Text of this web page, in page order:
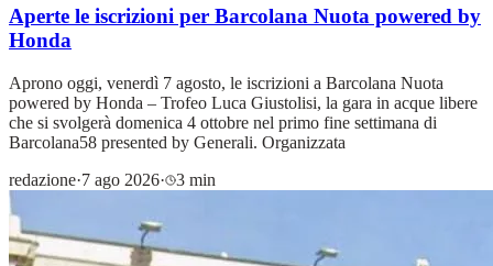
Aperte le iscrizioni per Barcolana Nuota powered by
Honda
Aprono oggi, venerdì 7 agosto, le iscrizioni a Barcolana Nuota
powered by Honda – Trofeo Luca Giustolisi, la gara in acque libere
che si svolgerà domenica 4 ottobre nel primo fine settimana di
Barcolana58 presented by Generali. Organizzata
redazione·7 ago 2026· 3 min